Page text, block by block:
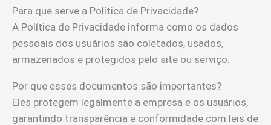
Para que serve a Política de Privacidade?
A Política de Privacidade informa como os dados
pessoais dos usuários são coletados, usados,
armazenados e protegidos pelo site ou serviço.
Por que esses documentos são importantes?
Eles protegem legalmente a empresa e os usuários,
garantindo transparência e conformidade com leis de